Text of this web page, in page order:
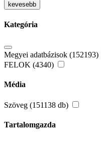
kevesebb
Kategória
Megyei adatbázisok (152193)
FELOK (4340)
Média
Szöveg (151138 db)
Tartalomgazda